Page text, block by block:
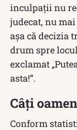
inculpații nu
judecat, nu
așa că decizia
drum spre
exclamat
asta!”.
Câţi
Conform